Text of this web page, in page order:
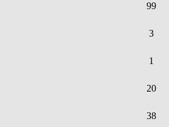
99
3
1
20
38